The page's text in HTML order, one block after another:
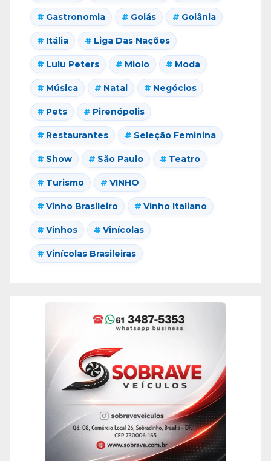
Gastronomia Goiás Goiânia
Itália Liga Das Nações
Lulu Peters Miolo Moda
Música Natal Negócios
Pets Pirenópolis
Restaurantes Seleção Feminina
Show São Paulo Teatro
Turismo VINHO
Vinho Brasileiro Vinho Italiano
Vinhos Vinícolas
Vinícolas Brasileiras